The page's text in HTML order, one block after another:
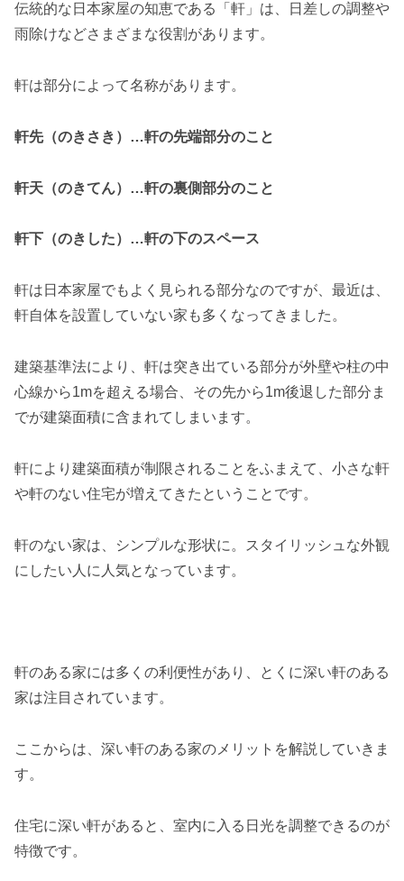
伝統的な日本家屋の知恵である「軒」は、日差しの調整や
雨除けなどさまざまな役割があります。
軒は部分によって名称があります。
軒先（のきさき）…軒の先端部分のこと
軒天（のきてん）…軒の裏側部分のこと
軒下（のきした）…軒の下のスペース
軒は日本家屋でもよく見られる部分なのですが、最近は、
軒自体を設置していない家も多くなってきました。
建築基準法により、軒は突き出ている部分が外壁や柱の中
心線から1mを超える場合、その先から1m後退した部分ま
でが建築面積に含まれてしまいます。
軒により建築面積が制限されることをふまえて、小さな軒
や軒のない住宅が増えてきたということです。
軒のない家は、シンプルな形状に。スタイリッシュな外観
にしたい人に人気となっています。
軒のある家には多くの利便性があり、とくに深い軒のある
家は注目されています。
ここからは、深い軒のある家のメリットを解説していきま
す。
住宅に深い軒があると、室内に入る日光を調整できるのが
特徴です。